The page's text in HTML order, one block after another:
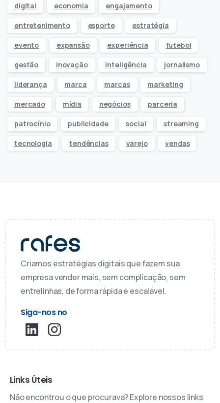
digital economia engajamento
entretenimento esporte estratégia
evento expansão experiência futebol
gestão inovação inteligência jornalismo
liderança marca marcas marketing
mercado mídia negócios parceria
patrocínio publicidade social streaming
tecnologia tendências varejo vendas
Criamos estratégias digitais que fazem sua
empresa vender mais, sem complicação, sem
entrelinhas, de forma rápida e escalável.
Siga-nos no
Links Úteis
Não encontrou o que procurava? Explore nossos links